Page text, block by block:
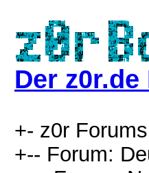
Der z0r.de
+- z0r
+-- Forum: